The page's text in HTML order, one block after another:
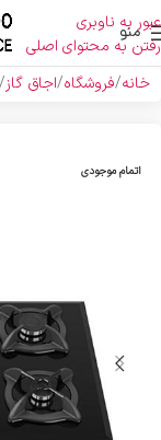
عبور به ناوبری
رفتن به محتوای اصلی
منو
خانه فروشگاه اجاق گاز
اتمام موجودی